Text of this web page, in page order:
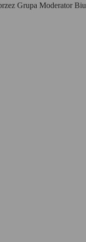
Grupa Moderator